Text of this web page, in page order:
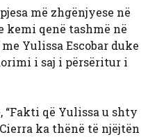
më zhgënjyese në
kemi qenë tashmë në
Yulissa Escobar duke
i saj i përsëritur i
“Fakti që Yulissa u shty
ka thënë të njëjtën